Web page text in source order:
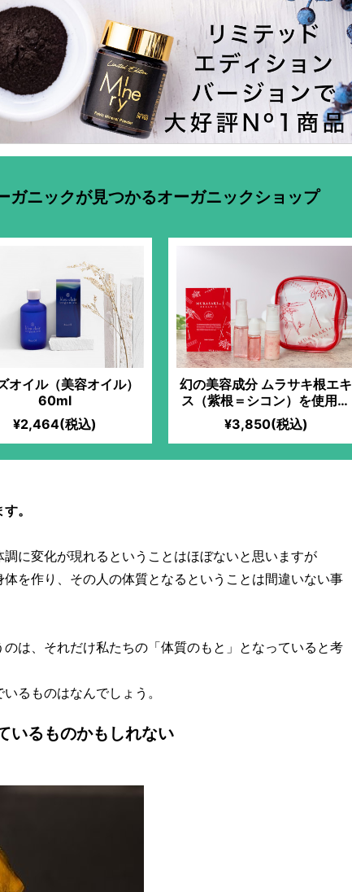
ガニックが見つかるオーガニックショップ
オイル（美容オイル）
60ml
¥2,464(税込)
幻の美容成分 ムラサキ根エキ
ス（紫根＝シコン）を使用し
たスキンケアセット
¥3,850(税込)
。
に変化が現れるということはほぼないと思いますが
を作り、その人の体質となるということは間違いない事
は、それだけ私たちの「体質のもと」となっていると考
るものはなんでしょう。
いるものかもしれない